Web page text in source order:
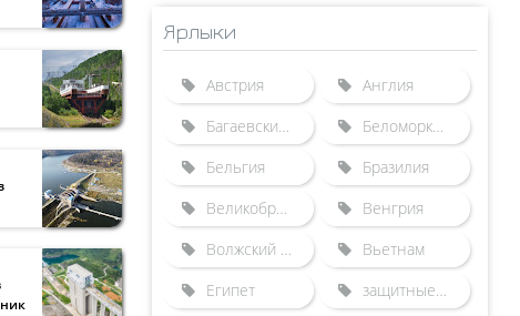
Ярлыки
Австрия
Англия
Багаевский гидроузел
Беломорканал
Бельгия
Бразилия
Великобритания
Венгрия
Волжский бассейн
Вьетнам
Египет
защитные сооружения от наводнений